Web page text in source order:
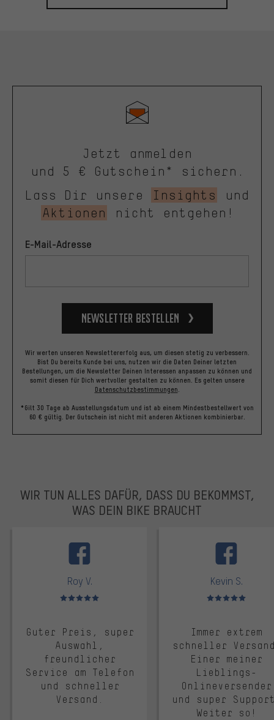
Jetzt anmelden
und 5 € Gutschein* sichern.
Lass Dir unsere
Insights
und
Aktionen
nicht entgehen!
E-Mail-Adresse
Newsletter bestellen
Wir werten unseren Newslettererfolg aus, um diesen stetig zu verbessern.
Bist Du bereits Kunde bei uns, nutzen wir die Daten Deiner letzten
Bestellungen, um die Newsletter Deinen Interessen anpassen zu können und
somit diesen für Dich wertvoller gestalten zu können. Es gelten unsere
Datenschutzbestimmungen.
*Gilt 30 Tage ab Ausstellungsdatum und ist ab einem Mindestbestellwert von
60 € gültig. Der Gutschein ist nicht mit anderen Aktionen kombinierbar.
WIR TUN ALLES DAFÜR, DASS DU BEKOMMST,
WAS DEIN BIKE BRAUCHT
Roy V.
Bewertungen: 5 von 5
Guter Preis, super
Auswahl,
freundlicher
Service am Telefon
und schneller
Versand.
Kevin S.
Bewertungen: 5 von 5
Immer extrem
schneller
Einer meiner
Lieblings-
Onlineversender
und super
Weiter so!